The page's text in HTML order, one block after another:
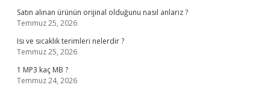
Satın alınan ürünün orijinal olduğunu nasıl anlarız ?
Temmuz 25, 2026
Isı ve sıcaklık terimleri nelerdir ?
Temmuz 25, 2026
1 MP3 kaç MB ?
Temmuz 24, 2026